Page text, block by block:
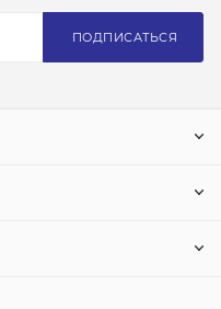
ПОДПИСАТЬСЯ